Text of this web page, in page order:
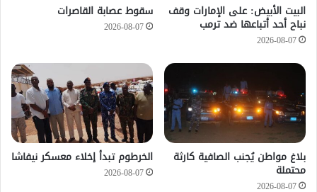
‏البيت الأبيض: على ⁧‫الإمارات‬⁩ وقف
نباح أحد أتباعها ضد ترمب
2026-08-07
سقوط عصابة القاصرات
2026-08-07
بلاغ مواطن يُجنب الصافية كارثة
محتملة
2026-08-07
الخرطوم تبدأ إخلاء معسكر نيفاشا
2026-08-07